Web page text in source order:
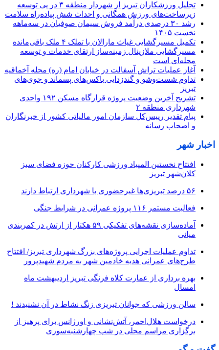
تجلیل ورزشکاران تبریز از شهردار منطقه ۳ در پی توسعه
زیرساخت‌های ورزش همگانی و احداث شش پیاده‌راه سلامت
رشد ۳۰ درصدی درآمد فروش سیمان صوفیان در سه‌ماهه
نخست ۱۴۰۵
تکمیل مسیرگشایی غیاث مارالان با تملک ۴ ملک باقی‌مانده
مسیرگشایی ملازینال زمینه‌ساز ارتقای خدمات و توسعه
محله‌ای است
آغاز عملیات تراش آسفالت در خیابان امام (ره) محله آخماقیه
تداوم شست‌وشو و گندزدایی باکس‌های پسماند و جوی‌های
تبریز
تشریح آخرین وضعیت پروژه قرارگاه مسکن ۱۹۲ واحدی
شهرداری منطقه ۲
پیام تقدیر رییس‌کل سازمان امور مالیاتی کشور از خبرنگاران
و اصحاب رسانه
اخبار شهر
افتتاح نخستین المپیاد ورزشی کارکنان حوزه فضای سبز
کلان‌شهر تبریز
۵۶ درصد تبریزی‌ها غیرحضوری با شهرداری ارتباط دارند
فعالیت مستمر ۱۱۶ پروژه عمرانی در شرایط جنگی
آماده‌سازی نقشه‌های تفکیکی ۵۹ هکتار از ارتش در کمربندی
میانی
تداوم عملیات اجرایی پروژه‌های بزرگ شهرداری تبریز/ افتتاح
طرح‌های عمرانی هدیه خادمین شهر به مردم شهیدپرور
بهره برداری از عمارت کلاه فرنگی تبریز اردیبهشت ماه
امسال
سالن ورزشی که جوانان تبریزی زنگ نشاط در آن نشنیدند !
درخواست هلال‌احمر، آتش‌نشانی و اورژانس برای پرهیز از
برگزاری مراسم محلی در شب چهارشنبه‌سوری